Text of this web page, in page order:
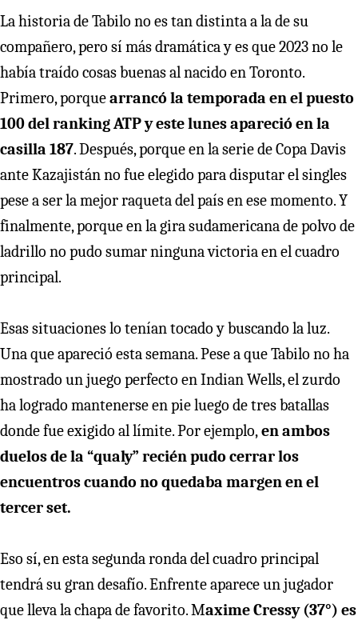
La historia de Tabilo no es tan distinta a la de su
compañero, pero sí más dramática y es que 2023 no le
había traído cosas buenas al nacido en Toronto.
Primero, porquearrancó la temporada en el puesto
100 del ranking ATP y este lunes apareció en la
casilla 187. Después, porque en la serie de Copa Davis
ante Kazajistán no fue elegido para disputar el singles
pese a ser la mejor raqueta del país en ese momento. Y
finalmente, porque en la gira sudamericana de polvo de
ladrillo no pudo sumar ninguna victoria en el cuadro
principal.
Esas situaciones lo tenían tocado y buscando la luz.
Una que apareció esta semana. Pese a que Tabilo no ha
mostrado un juego perfecto en Indian Wells, el zurdo
ha logrado mantenerse en pie luego de tres batallas
donde fue exigido al límite. Por ejemplo,en ambos
duelos de la “qualy” recién pudo cerrar los
encuentros cuando no quedaba margen en el
tercer set.
Eso sí, en esta segunda ronda del cuadro principal
tendrá su gran desafío. Enfrente aparece un jugador
que lleva la chapa de favorito. Maxime Cressy (37°) es